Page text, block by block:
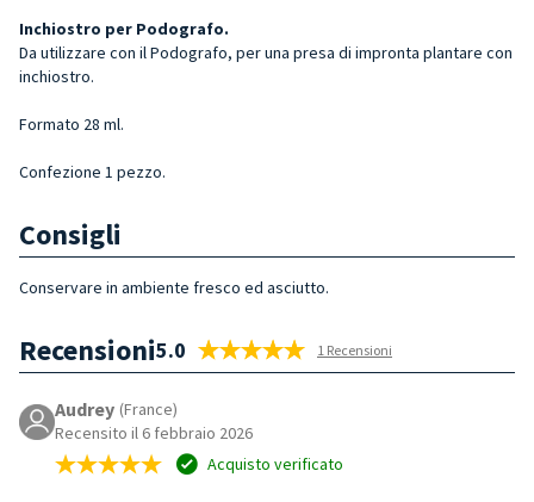
Inchiostro per Podografo.
Da utilizzare con il Podografo, per una presa di impronta plantare con
inchiostro.
Formato 28 ml.
Confezione 1 pezzo.
Consigli
Conservare in ambiente fresco ed asciutto.
Recensioni5.0 1 Recensioni
Audrey (France)
Recensito il 6 febbraio 2026
Acquisto verificato